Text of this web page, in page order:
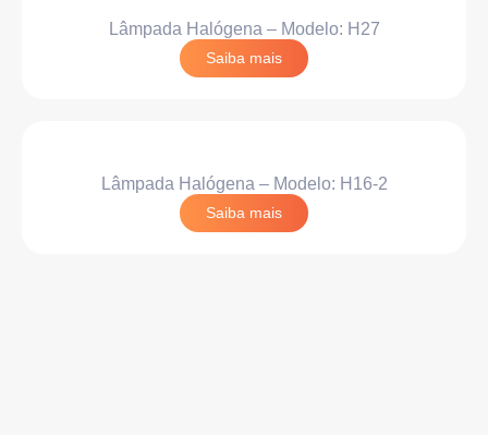
Lâmpada Halógena – Modelo: H27
Saiba mais
Lâmpada Halógena – Modelo: H16-2
Saiba mais